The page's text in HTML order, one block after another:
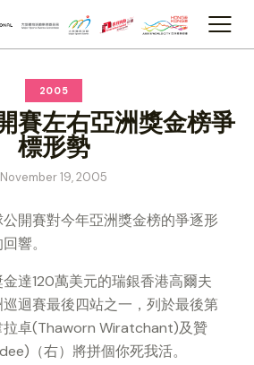
2005
賽左右亞洲獎金榜爭
標形勢
November 19, 2005
開賽對今年亞洲獎金榜的爭逐形
響。
達120萬美元的瑞銀香港高爾夫
迴賽最後四站之一，列於最後第
拉卓(Thaworn Wiratchant)及贊
（右）將拼個你死我活。